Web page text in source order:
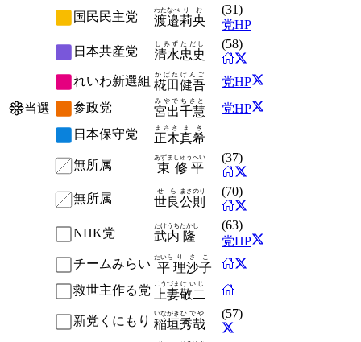
国民民主党 渡邉
わたなべ
莉央
りお (31)
党HP
日本共産党
清水
しみず
忠史
ただし (58)
れいわ新選組 椛田
かばた
健吾
けんご
党HP
当選
参政党 宮出
みやで
千慧
ちさと
党HP
日本保守党
正木
まさき
真希
まき
無所属 東
あずま
修平
しゅうへい (37)
無所属 世良
せら
公則
まさのり (70)
NHK党 武内
たけうち
隆
たかし (63)
党HP
チームみらい 平
たいら
理沙子
りさこ
救世主作る党 上妻
こうづま
敬二
けいじ
新党くにもり 稲垣
いながき
秀哉
ひでや (57)